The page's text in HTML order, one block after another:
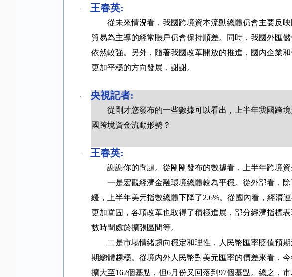
· 王春英:
從未來情況看，我國跨境資本流動總體仍會主要反
貿易為主導的經常賬戶仍會保持順差。同時，我國外匯
依然較強。另外，隨著我國改革開放的推進，國內企業
更加平穩的方向發展，謝謝。
· 央視記者:
從剛才您發布的一些數據可以看出，上半年我國跨
國跨境資金流動形勢？
· 王春英:
謝謝你的問題。從剛剛發布的數據看，上半年跨境
一是宏觀經濟金融環境總體較為平穩。從外部看，除
緩，上半年美元指數總體下降了2.6%。從國內看，經濟
更加鞏固，各項改革也取得了積極進展，部分經濟指標
數時間處於擴張區間等。
二是市場情緒趨向穩定和理性，人民幣匯率貶值預
期總體趨穩。從境內外人民幣對美元匯率的價差來看，今
擴大至162個基點，但6月份又回落到 97個基點。總之，市